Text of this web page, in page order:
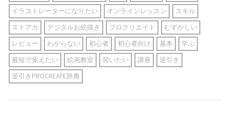
イラストレーターになりたい
オンラインレッスン
スキル
ストアカ
デジタルお絵描き プロクリエイト
むずかしい
レビュー
わからない 初心者 初心者向け 基本
学ぶ
最短で覚えたい
絵画教室 習いたい 講座
逆引き
逆引きPROCREATE辞典